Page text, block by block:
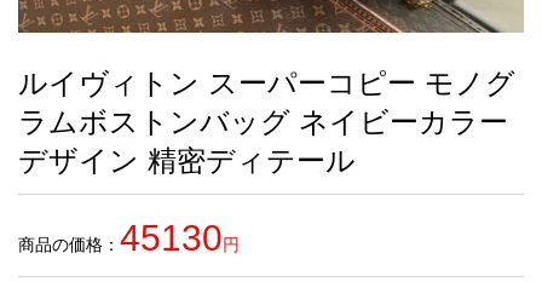
品
お
す
す
め
商
ルイヴィトン スーパーコピー モノグ
ラムボストンバッグ ネイビーカラー
デザイン 精密ディテール
商品の価格： 45130円